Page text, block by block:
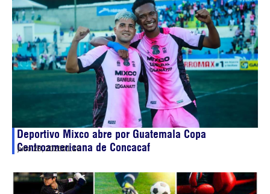
Deportivo Mixco abre por Guatemala Copa
Centroamericana de Concacaf
julio 28, 202601:10